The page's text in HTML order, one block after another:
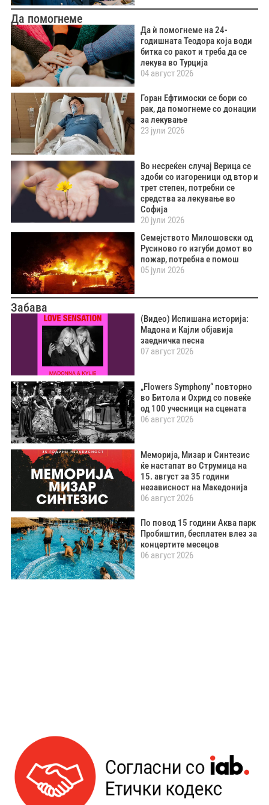
Да помогнеме
Да ѝ помогнеме на 24-
годишната Теодора која води
битка со ракот и треба да се
лекува во Турција
04 август 2026
Горан Ефтимоски се бори со
рак, да помогнеме со донации
за лекување
23 јули 2026
Во несреќен случај Верица се
здоби со изгореници од втор и
трет степен, потребни се
средства за лекување во
Софија
20 јули 2026
Семејството Милошовски од
Русиново го изгуби домот во
пожар, потребна е помош
05 јули 2026
Забава
(Видео) Испишана историја:
Мадона и Кајли објавија
заедничка песна
07 август 2026
„Flowers Symphony“ повторно
во Битола и Охрид со повеќе
од 100 учесници на сцената
06 август 2026
Меморија, Мизар и Синтезис
ќе настапат во Струмица на
15. август за 35 години
независност на Македонија
06 август 2026
По повод 15 години Аква парк
Пробиштип, бесплатен влез за
концертите месецов
06 август 2026